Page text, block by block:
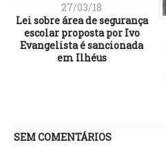
27/03/18
Lei sobre área de segurança
escolar proposta por Ivo
Evangelista é sancionada
em Ilhéus
SEM COMENTÁRIOS